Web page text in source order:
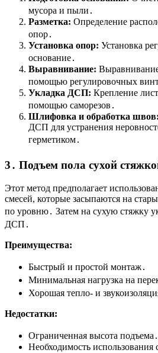
мусора и пыли․
Разметка: Определение
опор․
Установка опор: Установка
основание․
Выравнивание:
помощью регулировочных
Укладка ДСП: Крепление
помощью саморезов․
Шлифовка и обработка швов:
ДСП для устранения
герметиком․
3․ Подъем пола сухой
Этот метод предполагает
смесей, которые засыпаются на
по уровню․ Затем на сухую стяжку
ДСП․
Преимущества:
Быстрый и простой монтаж․
Минимальная нагрузка на
Хорошая тепло- и
Недостатки:
Ограниченная высота подъема․
Необходимость использования